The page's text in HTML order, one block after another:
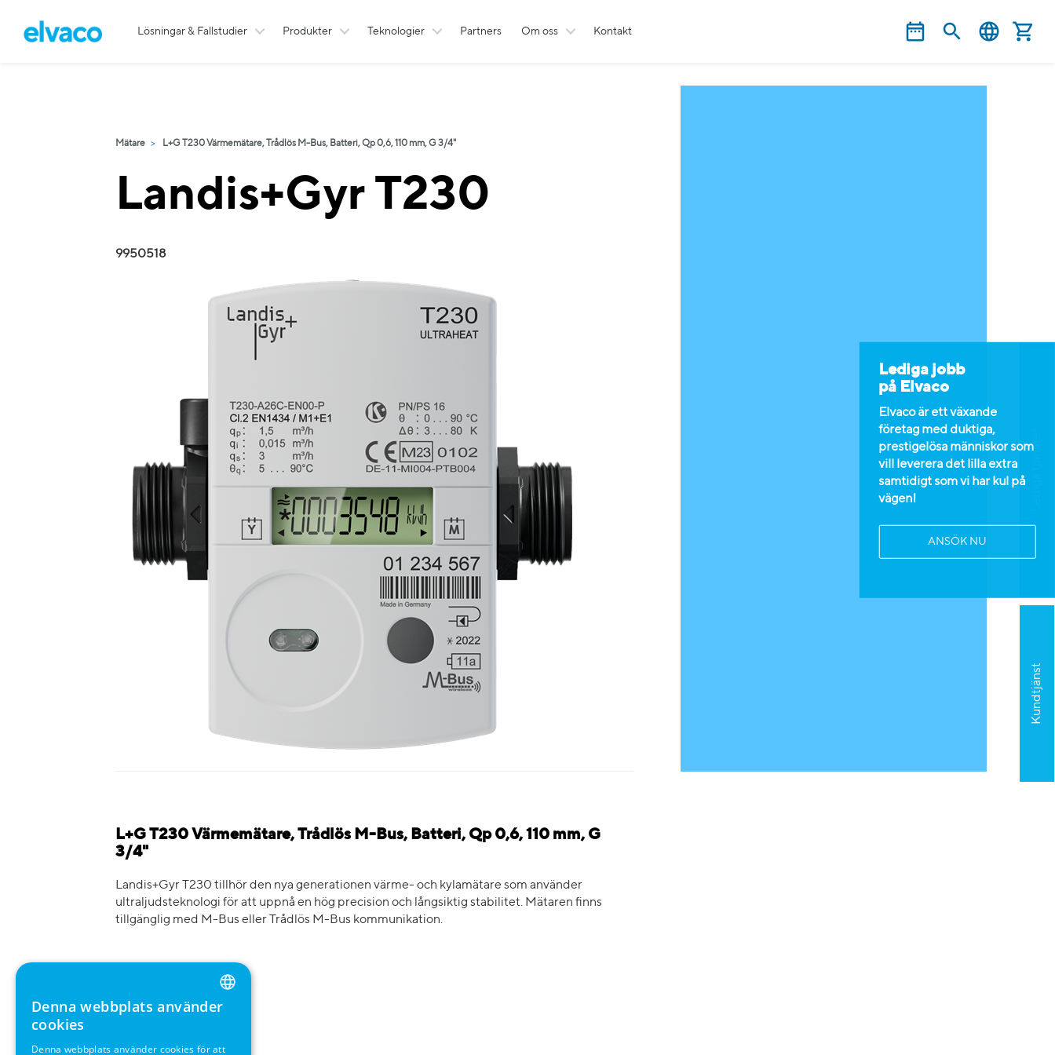
Lösningar & Fallstudier Produkter Teknologier Partners Om oss Kontakt
Kundtjänst
Lediga tjänster
Lediga jobb
på Elvaco
Elvaco är ett växande
företag med duktiga,
prestigelösa människor som
vill leverera det lilla extra
samtidigt som vi har kul på
vägen!
ANSÖK NU
Mätare L+G T230 Värmemätare, Trådlös M-Bus, Batteri, Qp 0,6, 110 mm, G 3/4"
Landis+Gyr T230
9950518
L+G T230 Värmemätare, Trådlös M-Bus, Batteri, Qp 0,6, 110 mm, G
3/4"
Landis+Gyr T230 tillhör den nya generationen värme- och kylamätare som använder
ultraljudsteknologi för att uppnå en hög precision och långsiktig stabilitet. Mätaren finns
tillgänglig med M-Bus eller Trådlös M-Bus kommunikation.
ENGLISH
Denna webbplats använder
cookies
Denna webbplats använder cookies för att